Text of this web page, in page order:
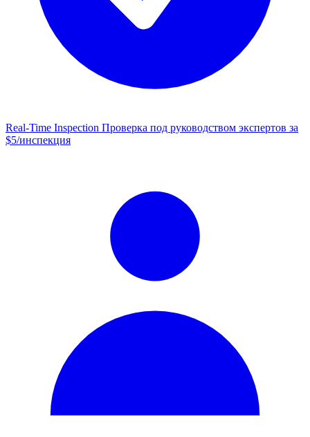
Real-Time Inspection Проверка под руководством экспертов за
$5/инспекция